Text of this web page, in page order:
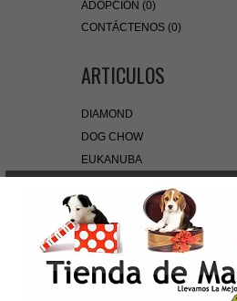
ADOPCIÓN (0)
CONTÁCTENOS (0)
ARTICULOS
DIAMOND
DOG CHOW
EUKANUBA
NUTRA NUGGETS
OF THE WILD
PEDIGREE
PRO PLAN